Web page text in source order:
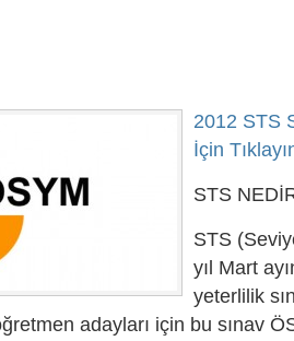
2012 STS
İçin
STS
STS
yıl Mart
yeterlilik
adayları için bu sınav